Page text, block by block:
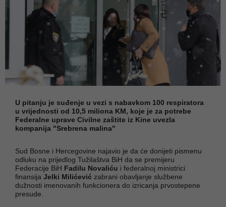
U pitanju je suđenje u vezi s nabavkom 100 respiratora
u vrijednosti od 10,5 miliona KM, koje je za potrebe
Federalne uprave Civilne zaštite iz Kine uvezla
kompanija "Srebrena malina"
Sud Bosne i Hercegovine najavio je da će donijeti pismenu
odluku na prijedlog Tužilaštva BiH da se premijeru
Federacije BiH Fadilu Novaliću i federalnoj ministrici
finansija Jelki Milićević zabrani obavljanje službene
dužnosti imenovanih funkcionera do izricanja prvostepene
presude.